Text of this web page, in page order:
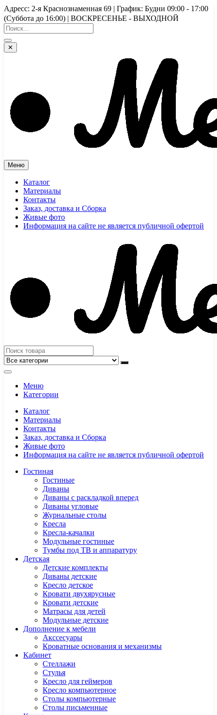
Перейти
к
содержимому
Адресс: 2-я Краснознаменная 69 | График: Будни 09:00 - 17:00
(Суббота до 16:00) | ВОСКРЕСЕНЬЕ - ВЫХОДНОЙ
✕
Меню
Каталог
Материалы
Контакты
Заказ, доставка и Сборка
Живые фото
Информация на сайте не является публичной офертой
Меню
Категории
Каталог
Материалы
Контакты
Заказ, доставка и Сборка
Живые фото
Информация на сайте не является публичной офертой
Гостиная
Гостиные
Диваны
Диваны с раскладкой вперед
Диваны угловые
Журнальные столы
Кресла
Кресла-качалки
Модульные гостиные
Тумбы под ТВ и аппаратуру
Детская
Детские комплекты
Диваны детские
Кресло детское
Кровати двухярусные
Кровати детские
Матрасы для детей
Модульные детские
Дополнение к мебели
Акссесуары
Кроватные основания и механизмы
Кабинет
Cтеллажи
Cтулья
Кресло для геймеров
Кресло компьютерное
Столы компьютерные
Столы письменные